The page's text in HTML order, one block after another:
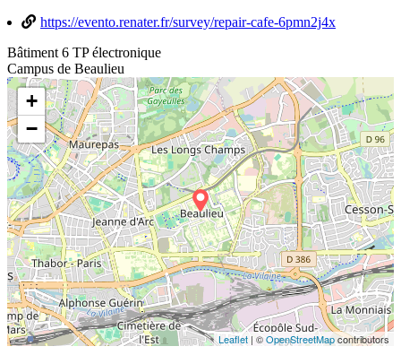
https://evento.renater.fr/survey/repair-cafe-6pmn2j4x
Bâtiment 6 TP électronique
Campus de Beaulieu
+
−
Leaflet| ©OpenStreetMapcontributors